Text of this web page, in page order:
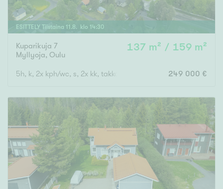
ESITTELY Tiistaina 11 .8. klo 14:30
Kuparikuja 7
Myllyoja, Oulu
137 m² / 159 m²
5h, k, 2x kph/wc, s, 2x kk, takkah., vh, var., at 249 000 €